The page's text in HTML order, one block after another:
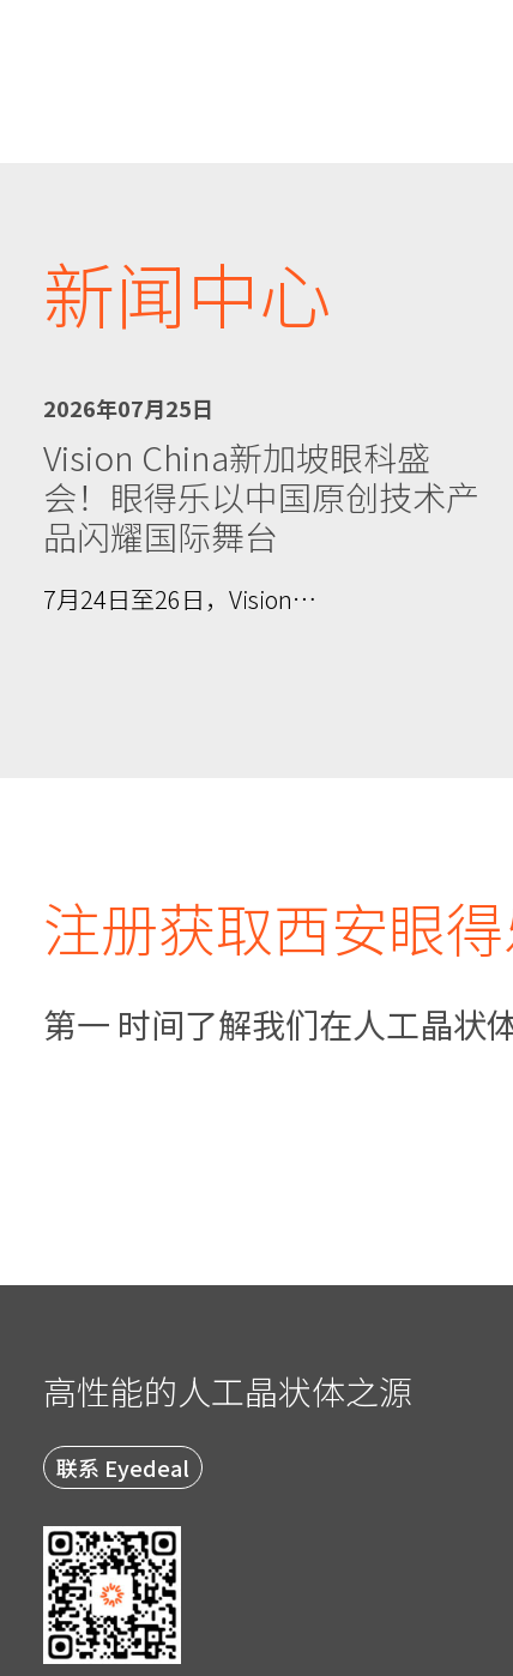
新闻中心
2026年07月25日
Vision China新加坡眼科盛
会！眼得乐以中国原创技术产
品闪耀国际舞台
7月24日至26日，Vision…
注册获取西安眼
第一 时间了解我们在人工晶状
高性能的人工晶状体之源
联系 Eyedeal